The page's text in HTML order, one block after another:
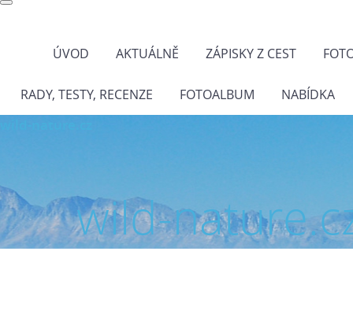
ÚVOD AKTUÁLNĚ ZÁPISKY Z CEST
RADY, TESTY, RECENZE FOTOALBUM NABÍDKA
wild-